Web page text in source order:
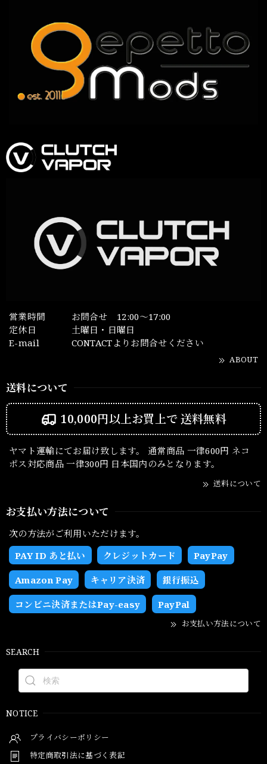
営業時間
お問合せ 12:00～17:00
定休日
土曜日・日曜日
E-mail
CONTACTよりお問合せください
ABOUT
送料について
10,000円以上お買上で送料無料
ヤマト運輸にてお届け致します。 通常商品 一律600円 ネコ
ポス対応商品 一律300円 日本国内のみとなります。
送料について
お支払い方法について
次の方法がご利用いただけます。
PAY ID あと払い
クレジットカード PayPay
Amazon Pay キャリア決済 銀行振込
コンビニ決済またはPay-easy PayPal
お支払い方法について
SEARCH
NOTICE
プライバシーポリシー
特定商取引法に基づく表記